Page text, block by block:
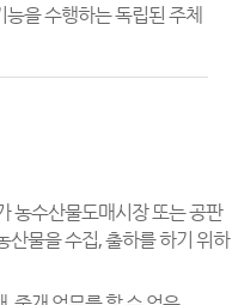
을 수행하는 독립된 주체
농수산물도매시장 또는 공판
산물을 수집, 출하를 하기 위하